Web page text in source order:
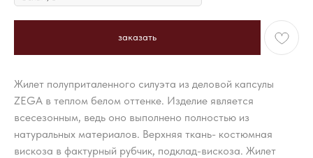
заказать
Жилет полуприталенного силуэта из деловой капсулы
ZEGA в теплом белом оттенке. Изделие является
всесезонным, ведь оно выполнено полностью из
натуральных материалов. Верхняя ткань- костюмная
вискоза в фактурный рубчик, подклад-вискоза. Жилет